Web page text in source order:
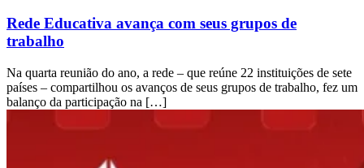
Rede Educativa avança com seus grupos de
trabalho
Na quarta reunião do ano, a rede – que reúne 22 instituições de sete
países – compartilhou os avanços de seus grupos de trabalho, fez um
balanço da participação na […]